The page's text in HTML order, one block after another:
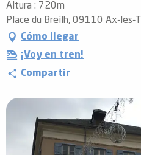
Altura : 720m
Place du Breilh, 09110 Ax-les-
Cómo llegar
¡Voy en tren!
Compartir